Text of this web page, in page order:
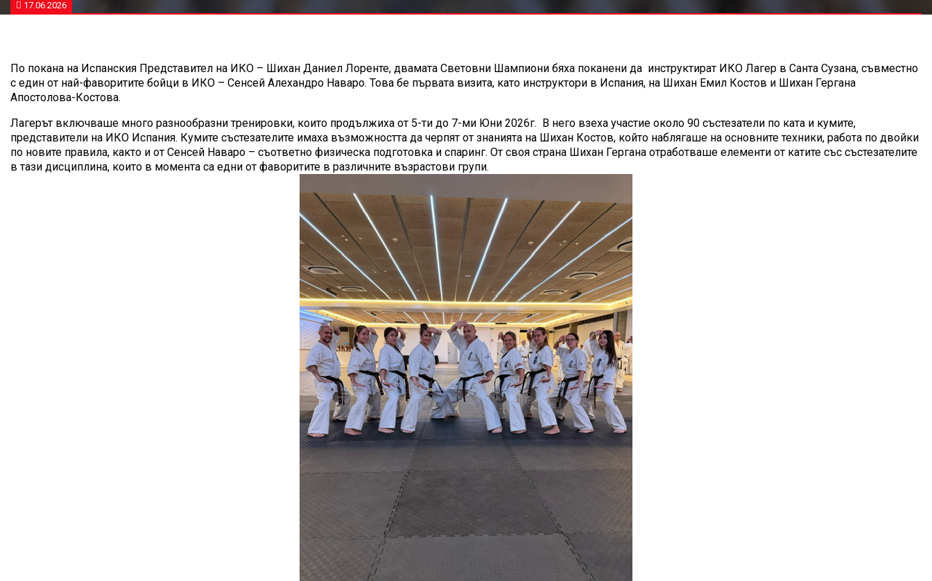
17.06.2026
По покана на Испанския Представител на ИКО – Шихан Даниел Лоренте, двамата Световни Шампиони бяха поканени да инструктират ИКО Лагер в Санта Сузана, съвместно
с един от най-фаворитите бойци в ИКО – Сенсей Алехандро Наваро. Това бе първата визита, като инструктори в Испания, на Шихан Емил Костов и Шихан Гергана
Апостолова-Костова.
Лагерът включваше много разнообразни тренировки, които продължиха от 5-ти до 7-ми Юни 2026г. В него взеха участие около 90 състезатели по ката и кумите,
представители на ИКО Испания. Кумите състезателите имаха възможността да черпят от знанията на Шихан Костов, който наблягаше на основните техники, работа по двойки
по новите правила, както и от Сенсей Наваро – съответно физическа подготовка и спаринг. От своя страна Шихан Гергана отработваше елементи от катите със състезателите
в тази дисциплина, които в момента са едни от фаворитите в различните възрастови групи.